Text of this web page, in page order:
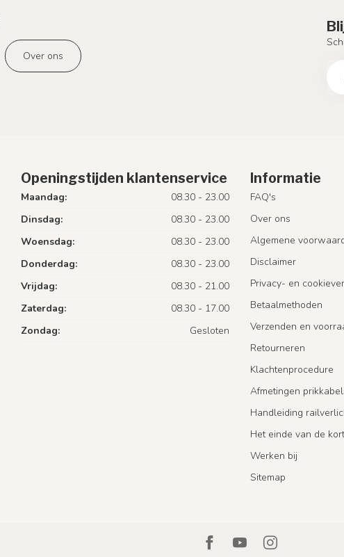
Over ons
Openingstijden klantenservice
Maandag:
08.30 - 23.00
Dinsdag:
08.30 - 23.00
Woensdag:
08.30 - 23.00
Donderdag:
08.30 - 23.00
Vrijdag:
08.30 - 21.00
Zaterdag:
08.30 - 17.00
Zondag:
Gesloten
Informatie
FAQ's
Over ons
Algemene
Disclaimer
Privacy- en
Betaalmethoden
Verzenden en
Retourneren
Klachtenprocedure
Afmetingen
Handleiding
Het einde van de
Werken bij
Sitemap